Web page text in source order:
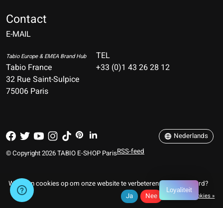
Contact
E-MAIL
Tabio Europe & EMEA Brand Hub
Tabio France
32 Rue Saint-Sulpice
75006 Paris
TEL
+33 (0)1 43 26 28 12
© Copyright 2026 TABIO E-SHOP ParisRSS-feed
Nederlands
Wij slaan cookies op om onze website te verbeteren. Is dat akkoord?
Ja
Nee Meer over cookies »
Loyaliteit